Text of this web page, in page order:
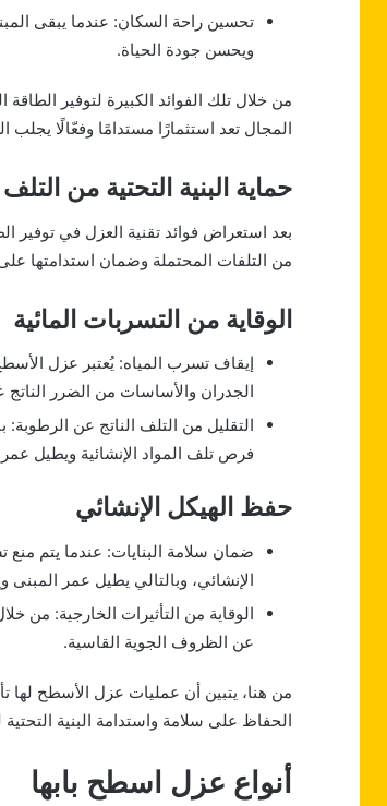
تحسين راحة السكان: عندما يبقى
ويحسن جودة الحياة.
من خلال تلك الفوائد الكبيرة لتوفير
المجال تعد استثمارًا مستدامًا وفعّالًا يجلب
حماية البنية التحتية من التلف
بعد استعراض فوائد تقنية العزل في توفير
من التلفات المحتملة وضمان استدامتها
الوقاية من التسربات المائية
إيقاف تسرب المياه: يُعتبر عزل
الجدران والأساسات من الضرر الناتج
التقليل من التلف الناتج عن
فرص تلف المواد الإنشائية ويطيل عمر
حفظ الهيكل الإنشائي
ضمان سلامة البنايات: عندما يتم
الإنشائي، وبالتالي يطيل عمر المبنى
الوقاية من التأثيرات الخارجية: من
عن الظروف الجوية القاسية.
من هنا، يتبين أن عمليات عزل الأسطح لها
الحفاظ على سلامة واستدامة البنية التحتية
أنواع عزل اسطح بابها